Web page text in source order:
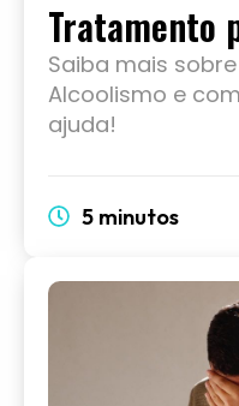
Tratamento
Saiba mais
Alcoolismo e
ajuda!
5 minutos